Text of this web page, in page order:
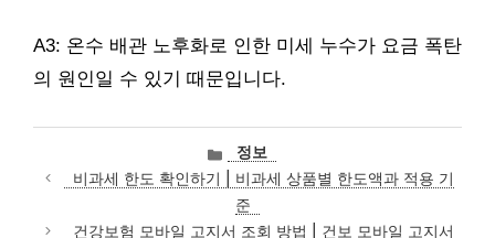
A3: 온수 배관 노후화로 인한 미세 누수가 요금 폭탄
의 원인일 수 있기 때문입니다.
카
테
고
리
정보
비과세 한도 확인하기 | 비과세 상품별 한도액과 적용 기
준
건강보험 모바일 고지서 조회 방법 | 건보 모바일 고지서